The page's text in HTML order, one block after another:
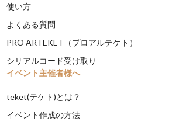
使い方
よくある質問
PRO ARTEKET（プロアルテケト）
シリアルコード受け取り
イベント主催者様へ
teket(テケト)とは？
イベント作成の方法